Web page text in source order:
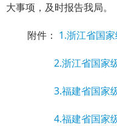
大事项，及时报告我局。
附件： 1.浙江省国
2.浙江省国家
3.福建省国家
4.福建省国家